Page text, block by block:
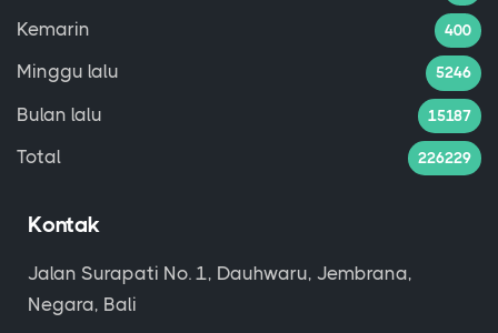
Kemarin 400
Minggu lalu 5246
Bulan lalu 15187
Total 226229
Kontak
Jalan Surapati No. 1, Dauhwaru, Jembrana,
Negara, Bali